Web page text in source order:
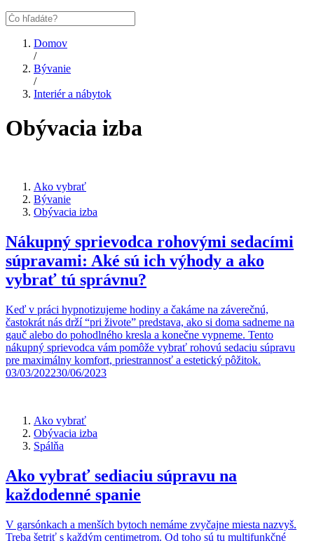
Domov
/
Bývanie
/
Interiér a nábytok
Obývacia izba
Ako vybrať
Bývanie
Obývacia izba
Nákupný sprievodca rohovými sedacími
súpravami: Aké sú ich výhody a ako
vybrať tú správnu?
Keď v práci hypnotizujeme hodiny a čakáme na záverečnú,
častokrát nás drží “pri živote” predstava, ako si doma sadneme na
gauč alebo do pohodlného kresla a konečne vypneme. Tento
nákupný sprievodca vám pomôže vybrať rohovú sedaciu súpravu
pre maximálny komfort, priestrannosť a estetický pôžitok.
03/03/202230/06/2023
Ako vybrať
Obývacia izba
Spálňa
Ako vybrať sediaciu súpravu na
každodenné spanie
V garsónkach a menších bytoch nemáme zvyčajne miesta nazvyš.
Treba šetriť s každým centimetrom. Od toho sú tu multifunkčné